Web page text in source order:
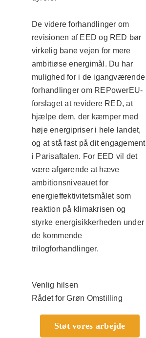
De videre forhandlinger om
revisionen af EED og RED bør
virkelig bane vejen for mere
ambitiøse energimål. Du har
mulighed for i de igangværende
forhandlinger om REPowerEU-
forslaget at revidere RED, at
hjælpe dem, der kæmper med
høje energipriser i hele landet,
og at stå fast på dit engagement
i Parisaftalen. For EED vil det
være afgørende at hæve
ambitionsniveauet for
energieffektivitetsmålet som
reaktion på klimakrisen og
styrke energisikkerheden under
de kommende
trilogforhandlinger.
Venlig hilsen
Rådet for Grøn Omstilling
Støt vores arbejde